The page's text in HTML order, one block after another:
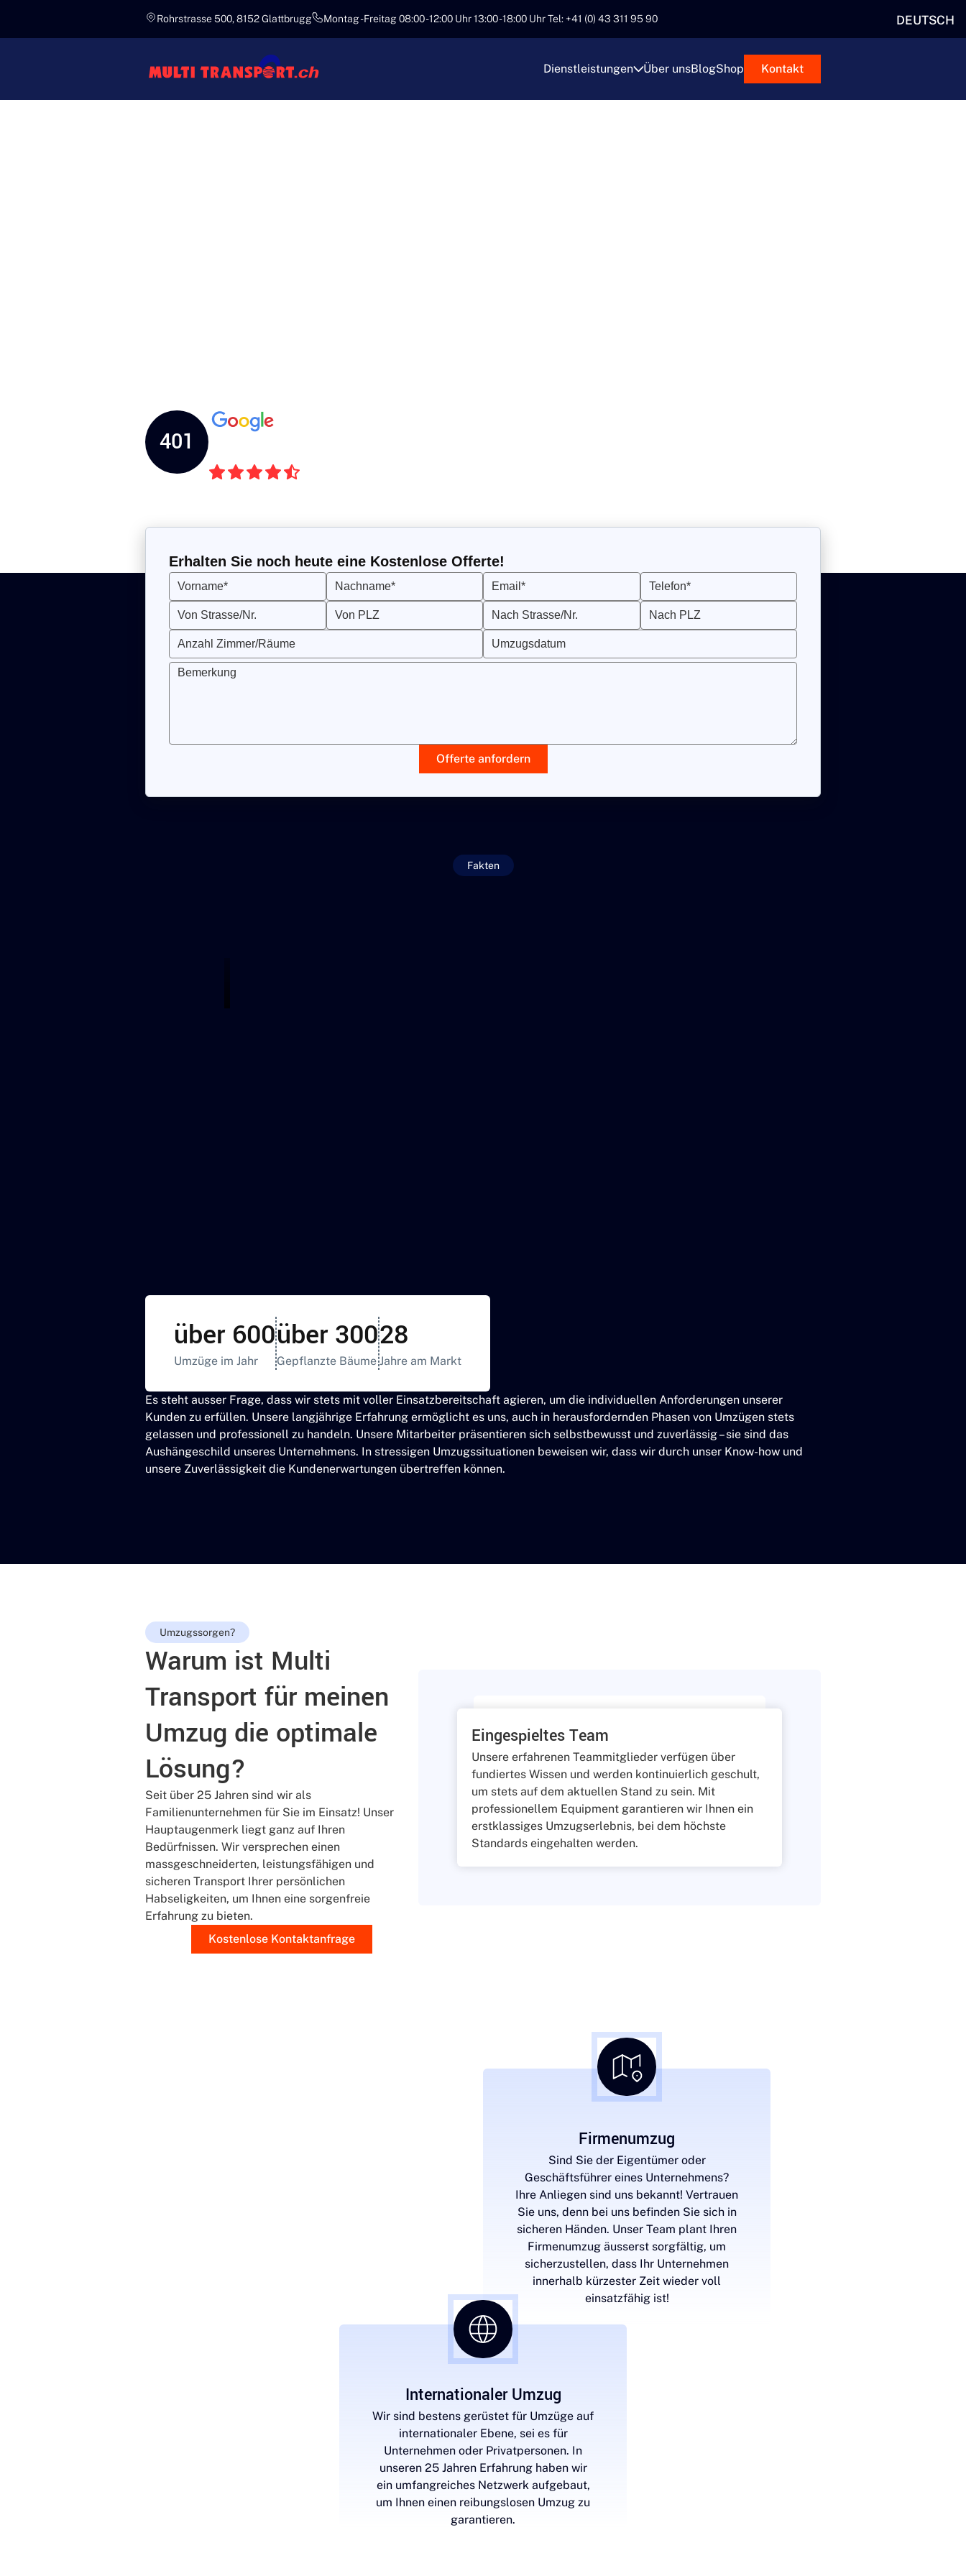
Rohrstrasse 500, 8152 Glattbrugg Montag - Freitag 08:00 - 12:00 Uhr 13:00 - 18:00 Uhr Tel: +41 (0) 43 311 95 90
Dienstleistungen Über unsBlogShop
DEUTSCH
Kontakt
401
Erhalten Sie noch heute eine Kostenlose Offerte!
Vorname* Nachname* Email* Telefon*
Von Strasse/Nr. Von PLZ Nach Strasse/Nr. Nach PLZ
Anzahl Zimmer/Räume Umzugsdatum
Bemerkung
Offerte anfordern
Fakten
über 600
Umzüge im Jahr
über 300
Gepflanzte Bäume
28
Jahre am Markt
Es steht ausser Frage, dass wir stets mit voller Einsatzbereitschaft agieren, um die individuellen Anforderungen unserer
Kunden zu erfüllen. Unsere langjährige Erfahrung ermöglicht es uns, auch in herausfordernden Phasen von Umzügen stets
gelassen und professionell zu handeln. Unsere Mitarbeiter präsentieren sich selbstbewusst und zuverlässig – sie sind das
Aushängeschild unseres Unternehmens. In stressigen Umzugssituationen beweisen wir, dass wir durch unser Know-how und
unsere Zuverlässigkeit die Kundenerwartungen übertreffen können.
Umzugssorgen?
Warum ist Multi
Transport für meinen
Umzug die optimale
Lösung?
Seit über 25 Jahren sind wir als
Familienunternehmen für Sie im Einsatz! Unser
Hauptaugenmerk liegt ganz auf Ihren
Bedürfnissen. Wir versprechen einen
massgeschneiderten, leistungsfähigen und
sicheren Transport Ihrer persönlichen
Habseligkeiten, um Ihnen eine sorgenfreie
Erfahrung zu bieten.
Kostenlose Kontaktanfrage
Eingespieltes Team
Unsere erfahrenen Teammitglieder verfügen über
fundiertes Wissen und werden kontinuierlich geschult,
um stets auf dem aktuellen Stand zu sein. Mit
professionellem Equipment garantieren wir Ihnen ein
erstklassiges Umzugserlebnis, bei dem höchste
Standards eingehalten werden.
Firmenumzug
Sind Sie der Eigentümer oder
Geschäftsführer eines Unternehmens?
Ihre Anliegen sind uns bekannt! Vertrauen
Sie uns, denn bei uns befinden Sie sich in
sicheren Händen. Unser Team plant Ihren
Firmenumzug äusserst sorgfältig, um
sicherzustellen, dass Ihr Unternehmen
innerhalb kürzester Zeit wieder voll
einsatzfähig ist!
Internationaler Umzug
Wir sind bestens gerüstet für Umzüge auf
internationaler Ebene, sei es für
Unternehmen oder Privatpersonen. In
unseren 25 Jahren Erfahrung haben wir
ein umfangreiches Netzwerk aufgebaut,
um Ihnen einen reibungslosen Umzug zu
garantieren.